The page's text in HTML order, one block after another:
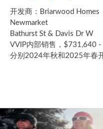
开发商：Briarwood Homes
Newmarket
Bathurst St & Davis Dr W
VVIP内部销售，$731,640
分别2024年秋和2025年春